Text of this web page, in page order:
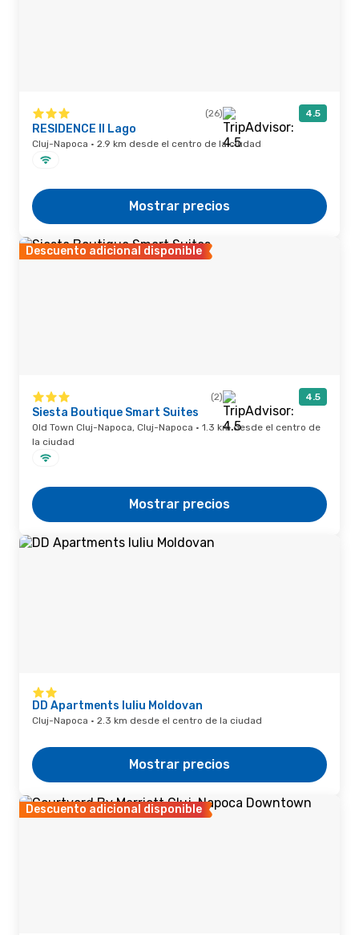
(26) 4.5
RESIDENCE Il Lago
Cluj-Napoca · 2.9 km desde el centro de la ciudad
Mostrar precios
Descuento adicional disponible
(2) 4.5
Siesta Boutique Smart Suites
Old Town Cluj-Napoca, Cluj-Napoca · 1.3 km desde el centro de
la ciudad
Mostrar precios
DD Apartments Iuliu Moldovan
Cluj-Napoca · 2.3 km desde el centro de la ciudad
Mostrar precios
Descuento adicional disponible